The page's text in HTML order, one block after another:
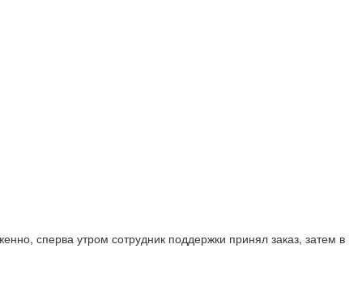
сперва утром сотрудник поддержки принял заказ, затем в